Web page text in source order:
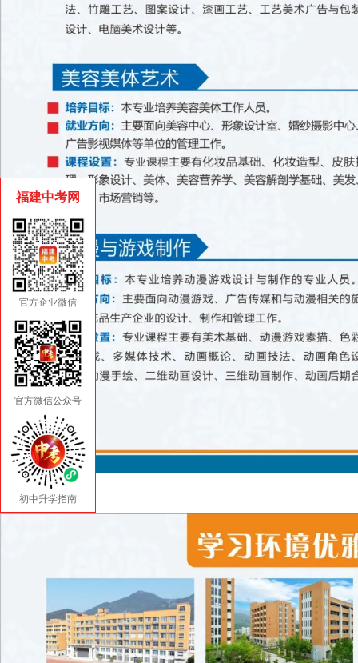
福建中考网
官方企业微信
官方微信公众号
初中升学指南